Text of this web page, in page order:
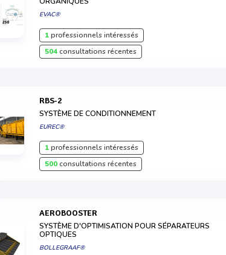
EVAC®
1professionnels intéressés
504consultations récentes
RBS-2
SYSTÈME DE CONDITIONNEMENT
EUREC®
1professionnels intéressés
500consultations récentes
AEROBOOSTER
SYSTÈME D'OPTIMISATION POUR SÉPARATEURS
OPTIQUES
BOLLEGRAAF®